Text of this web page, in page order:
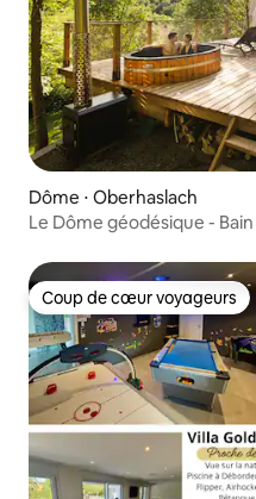
Dôme ⋅ Oberhaslach
Le Dôme géodésique -
Coup de cœur voyageurs
Coup de cœur voyageurs